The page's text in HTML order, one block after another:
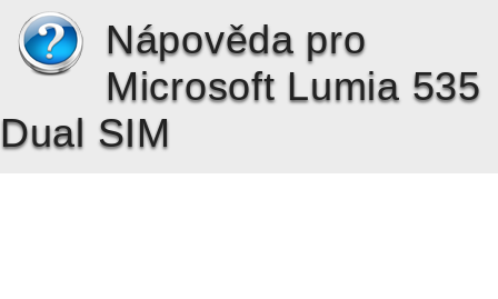
Nápověda pro
Microsoft Lumia 535
Dual SIM